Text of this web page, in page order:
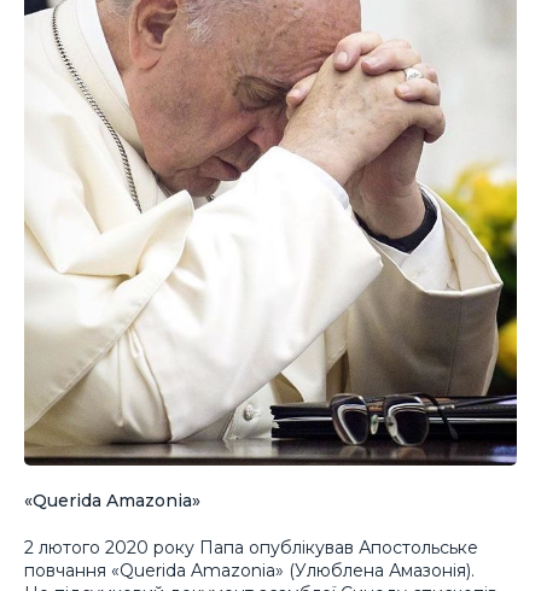
«Querida Amazonia»
2 лютого 2020 року Папа опублікував Апостольське
повчання «Querida Amazonia» (Улюблена Амазонія).